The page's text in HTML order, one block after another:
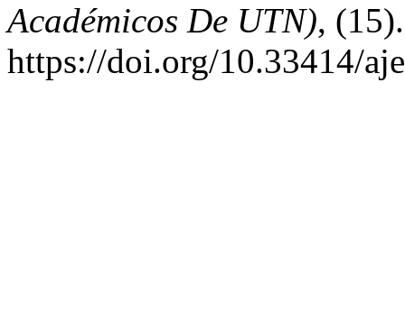
Académicos De UTN), (15).
https://doi.org/10.33414/